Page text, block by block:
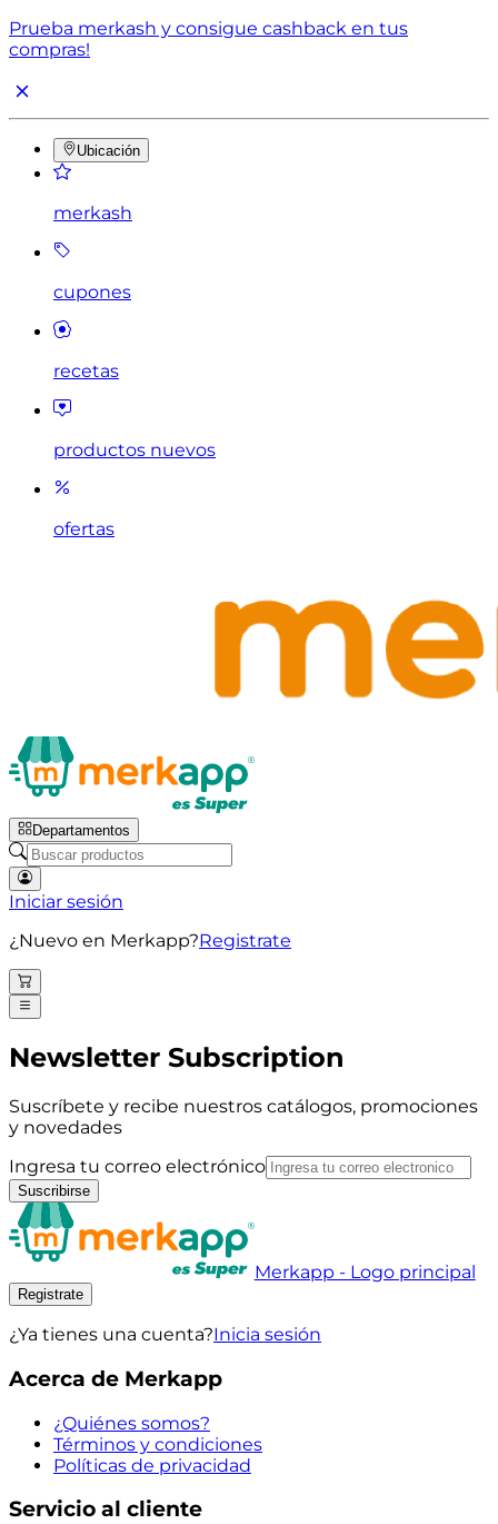
Prueba merkash y consigue cashback en tus
compras!
Ubicación
merkash
cupones
recetas
productos nuevos
ofertas
Departamentos
Iniciar sesión
¿Nuevo en Merkapp?Registrate
Newsletter Subscription
Suscríbete y recibe nuestros catálogos, promociones
y novedades
Ingresa tu correo electrónico
Suscribirse
Merkapp - Logo principal
Registrate
¿Ya tienes una cuenta?Inicia sesión
Acerca de Merkapp
¿Quiénes somos?
Términos y condiciones
Políticas de privacidad
Servicio al cliente